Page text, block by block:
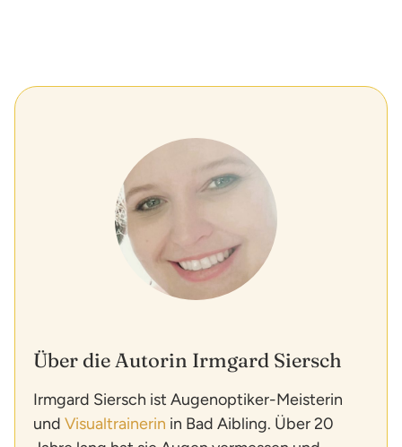
Über die Autorin Irmgard Siersch
Irmgard Siersch ist Augenoptiker-Meisterin
und Visualtrainerin in Bad Aibling. Über 20